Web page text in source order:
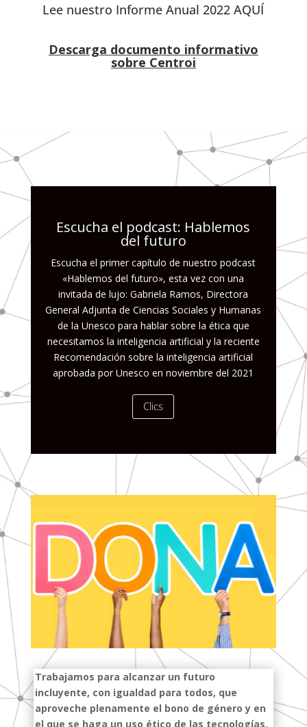
Lee nuestro Informe Anual 2022 AQUÍ
Descarga documento informativo
sobre Centroi
Escucha el podcast: Hablemos
del futuro
Escucha el primer capítulo de nuestro podcast
«Hablemos del futuro», esta vez con una
invitada de lujo: Gabriela Ramos, Directora
General Adjunta de Ciencias Sociales y Humanas
de la Unesco para hablar sobre la ética que
necesitamos la inteligencia artificial y la reciente
Recomendación sobre la inteligencia artificial
aprobada por Unesco en noviembre del 2021
Clics
Trabajamos para alcanzar un futuro
incluyente, con igualdad para todos, que
aproveche plenamente el bono de género y en
el que se haga un uso ético de las tecnologías.